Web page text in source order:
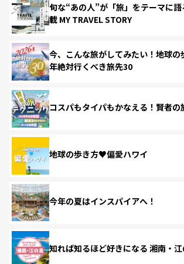
旬な“あの人”が「旅」をテーマに
載 MY TRAVEL STORY
今、こんな旅がしてみたい！地球
年絶対行くべき旅先30
コスパもタイパもかなえる！賢者の
地球の歩き方♥偏愛ハワイ
今年の夏はインスパイアへ！
知れば知るほど好きになる 湘南・